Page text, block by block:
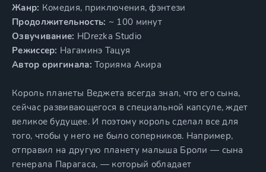
Жанр: Комедия, приключения, фэнтези
Продолжительность: ~ 100 минут
Озвучивание: HDrezka Studio
Режиссер: Нагаминэ Тацуя
Автор оригинала: Торияма Акира
Король планеты Веджета всегда знал, что его сына,
сейчас развивающегося в специальной капсуле, ждет
великое будущее. И поэтому король сделал все для
того, чтобы у него не было соперников. Например,
отправил на другую планету малыша Броли — сына
генерала Парагаса, — который обладает